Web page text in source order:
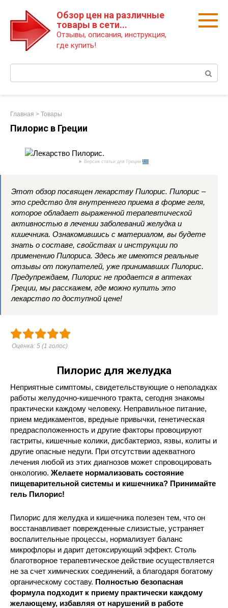
Обзор цен на различные
товары в сети...
Отзывы, описания, инструкция,
где купить!
Главная > Товары
Пилорис в Греции
Версия статьи для Греции
Этот обзор посвящен лекарству Пилорис. Пилорис –
это средство для внутреннего приема в форме геля,
которое обладает выраженной терапевтической
активностью в лечении заболеваний желудка и
кишечника. Ознакомившись с материалом, вы будете
знать о составе, свойствах и инструкции по
применению Пилориса. Здесь же имеются реальные
отзывы от покупателей, уже принимавших Пилорис.
Предупреждаем, Пилорис не продается в аптеках
Греции, мы расскажем, где можно купить это
лекарство по доступной цене!
Оценка: 5 (1 голос)
Пилорис для желудка
Неприятные симптомы, свидетельствующие о неполадках
работы желудочно-кишечного тракта, сегодня знакомы
практически каждому человеку. Неправильное питание,
прием медикаментов, вредные привычки, генетическая
предрасположенность и другие факторы провоцируют
гастриты, кишечные колики, дисбактериоз, язвы, колиты и
другие опасные недуги. При отсутствии адекватного
лечения любой из этих диагнозов может спровоцировать
онкологию. Желаете нормализовать состояние
пищеварительной системы и кишечника? Принимайте
гель Пилорис!
Пилорис для желудка и кишечника полезен тем, что он
восстанавливает поврежденные слизистые, устраняет
воспалительные процессы, нормализует баланс
микрофлоры и дарит детоксирующий эффект. Столь
благотворное терапевтическое действие осуществляется
не за счет химических соединений, а благодаря богатому
органическому составу. Полностью безопасная
формула подходит к приему практически каждому
желающему, избавляя от нарушений в работе